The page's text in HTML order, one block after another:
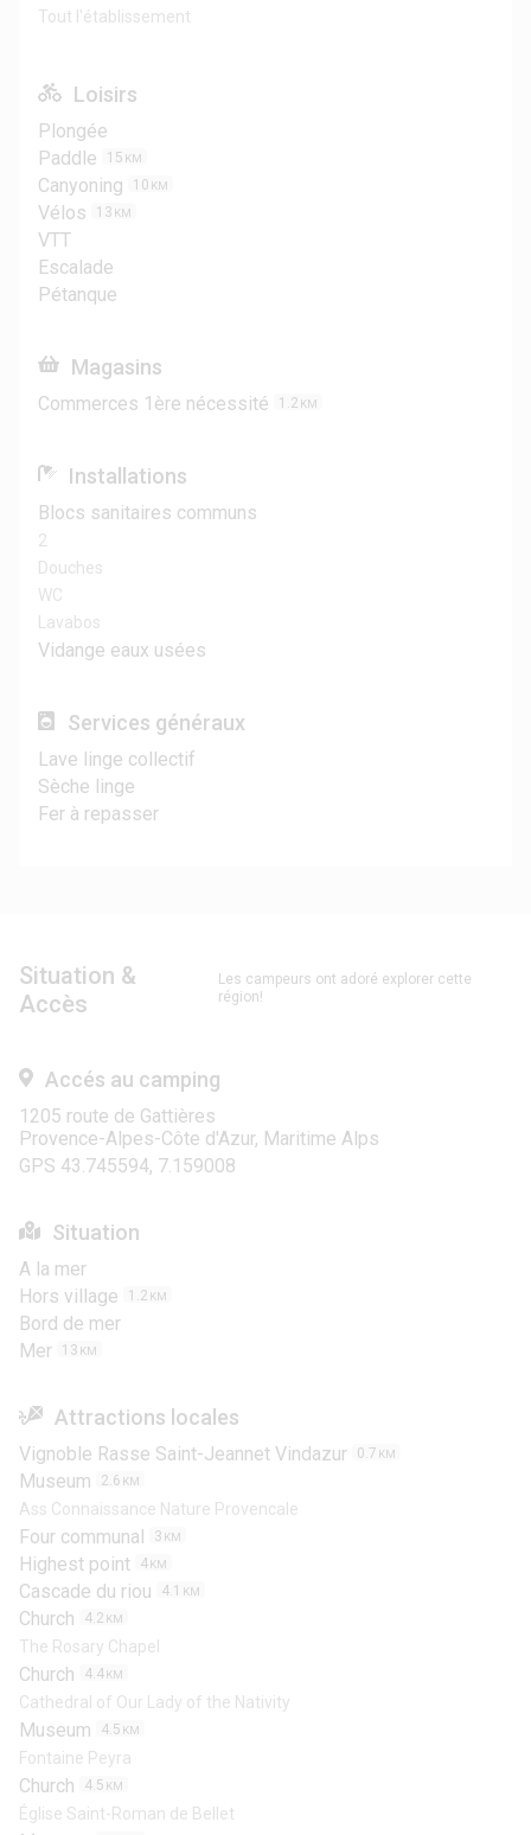
Tout l'établissement
Loisirs
Plongée
Paddle
15 KM
Canyoning 10 KM
Vélos 13 KM
VTT
Escalade
Pétanque
Magasins
Commerces 1ère nécessité 1.2 KM
Installations
Blocs sanitaires communs
2
Douches
WC
Lavabos
Vidange eaux usées
Services généraux
Lave linge collectif
Sèche linge
Fer à repasser
Situation &
Accès
Les campeurs ont adoré explorer cette
région!
Accés au camping
1205 route de Gattières
Provence-Alpes-Côte d'Azur, Maritime Alps
GPS 43.745594, 7.159008
Situation
A la mer
Hors village
1.2 KM
Bord de mer
Mer
13 KM
Attractions locales
Vignoble Rasse Saint-Jeannet Vindazur 0.7 KM
Museum 2.6 KM
Ass Connaissance Nature Provencale
Four communal 3 KM
Highest point 4 KM
Cascade du riou 4.1 KM
Church 4.2 KM
The Rosary Chapel
Church 4.4 KM
Cathedral of Our Lady of the Nativity
Museum 4.5 KM
Fontaine Peyra
Church 4.5 KM
Église Saint-Roman de Bellet